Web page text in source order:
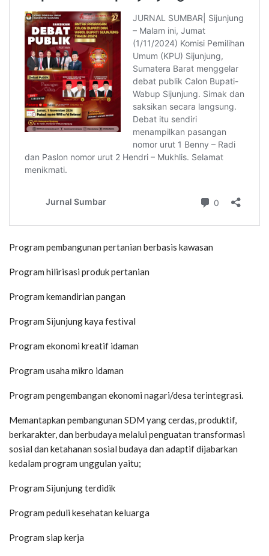
Program pembangunan pertanian berbasis kawasan
Program hilirisasi produk pertanian
Program kemandirian pangan
Program Sijunjung kaya festival
Program ekonomi kreatif idaman
Program usaha mikro idaman
Program pengembangan ekonomi nagari/desa terintegrasi.
Memantapkan pembangunan SDM yang cerdas, produktif,
berkarakter, dan berbudaya melalui penguatan transformasi
sosial dan ketahanan sosial budaya dan adaptif dijabarkan
kedalam program unggulan yaitu;
Program Sijunjung terdidik
Program peduli kesehatan keluarga
Program siap kerja